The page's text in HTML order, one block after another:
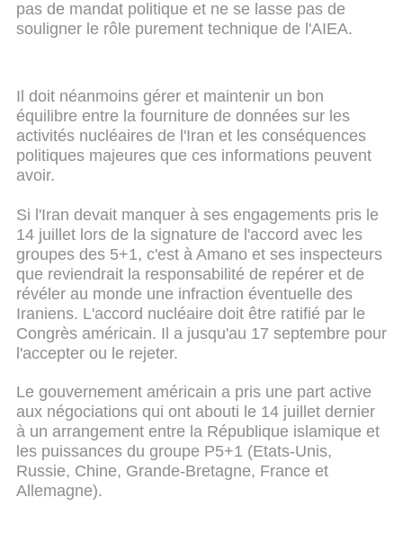
pas de mandat politique et ne se lasse pas de
souligner le rôle purement technique de l'AIEA.
Il doit néanmoins gérer et maintenir un bon
équilibre entre la fourniture de données sur les
activités nucléaires de l'Iran et les conséquences
politiques majeures que ces informations peuvent
avoir.
Si l'Iran devait manquer à ses engagements pris le
14 juillet lors de la signature de l'accord avec les
groupes des 5+1, c'est à Amano et ses inspecteurs
que reviendrait la responsabilité de repérer et de
révéler au monde une infraction éventuelle des
Iraniens. L'accord nucléaire doit être ratifié par le
Congrès américain. Il a jusqu'au 17 septembre pour
l'accepter ou le rejeter.
Le gouvernement américain a pris une part active
aux négociations qui ont abouti le 14 juillet dernier
à un arrangement entre la République islamique et
les puissances du groupe P5+1 (Etats-Unis,
Russie, Chine, Grande-Bretagne, France et
Allemagne).